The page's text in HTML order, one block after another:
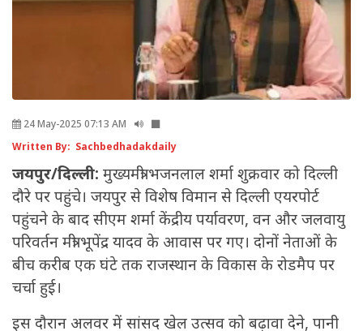
24 May-2025 07:13 AM
Written By: Sachbedhadakdaily
जयपुर/दिल्ली: मुख्यमंत्री भजनलाल शर्मा शुक्रवार को दिल्ली
दौरे पर पहुंचे। जयपुर से विशेष विमान से दिल्ली एयरपोर्ट
पहुंचने के बाद सीएम शर्मा केंद्रीय पर्यावरण, वन और जलवायु
परिवर्तन मंत्री भूपेंद्र यादव के आवास पर गए। दोनों नेताओं के
बीच करीब एक घंटे तक राजस्थान के विकास के रोडमैप पर
चर्चा हुई।
इस दौरान अलवर में सांसद खेल उत्सव को बढ़ावा देने, पानी